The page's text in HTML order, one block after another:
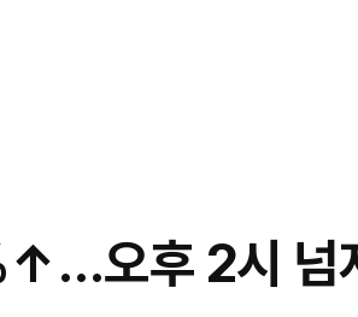
오후 2시 넘